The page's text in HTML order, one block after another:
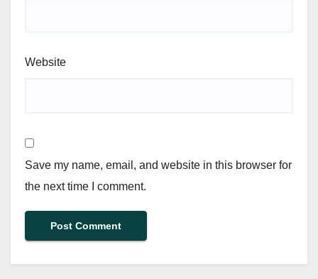
Website
Save my name, email, and website in this browser for
the next time I comment.